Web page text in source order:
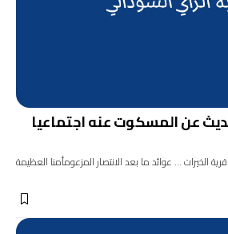
عن المسكوت عنه اجتماعيا
الخيرات … عوائد ما بعد الانتصار المزعومأمنا العظيمة